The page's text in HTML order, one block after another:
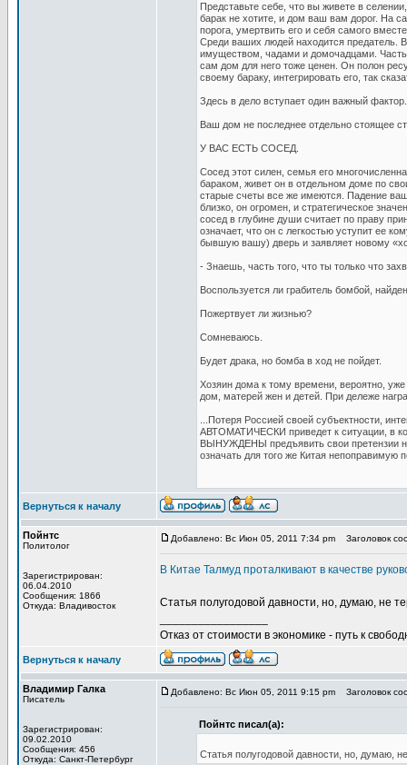
Представьте себе, что вы живете в
барак не хотите, и дом ваш вам дорог. На
порога, умертвить его и себя самого
Среди ваших людей находится предатель.
имуществом, чадами и домочадцами. Часть
сам дом для него тоже ценен. Он полон
своему бараку, интегрировать его, так
Здесь в дело вступает один важный фактор.
Ваш дом не последнее отдельно стоящее
У ВАС ЕСТЬ СОСЕД.
Сосед этот силен, семья его
бараком, живет он в отдельном доме по
старые счеты все же имеются. Падение
близко, он огромен, и стратегическое
сосед в глубине души считает по праву
означает, что он с легкостью уступит ее
бывшую вашу) дверь и заявляет новому
- Знаешь, часть того, что ты только что
Воспользуется ли грабитель бомбой,
Пожертвует ли жизнью?
Сомневаюсь.
Будет драка, но бомба в ход не пойдет.
Хозяин дома к тому времени, вероятно,
дом, матерей жен и детей. При дележе
...Потеря Россией своей субъектности,
АВТОМАТИЧЕСКИ приведет к ситуации, в
ВЫНУЖДЕНЫ предъявить свои претензии на
означать для того же Китая непоправимую
Вернуться к началу
Пойнтс
Политолог
Зарегистрирован:
06.04.2010
Сообщения: 1866
Откуда: Владивосток
Добавлено: Вс Июн 05, 2011 7:34 pm Заголовок
В Китае Талмуд проталкивают в качестве
Статья полугодовой давности, но, думаю, не
Отказ от стоимости в экономике - путь к
Вернуться к началу
Владимир Галка
Писатель
Зарегистрирован:
09.02.2010
Сообщения: 456
Откуда: Санкт-Петербург
Добавлено: Вс Июн 05, 2011 9:15 pm Заголовок
Пойнтс писал(а):
Статья полугодовой давности, но, думаю,